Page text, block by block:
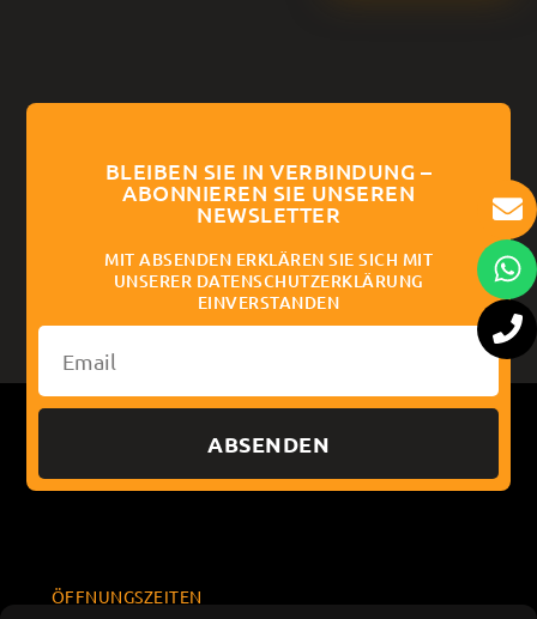
BLEIBEN SIE IN VERBINDUNG –
ABONNIEREN SIE UNSEREN
NEWSLETTER
MIT ABSENDEN ERKLÄREN SIE SICH MIT
UNSERER DATENSCHUTZERKLÄRUNG
EINVERSTANDEN
ABSENDEN
ÖFFNUNGSZEITEN